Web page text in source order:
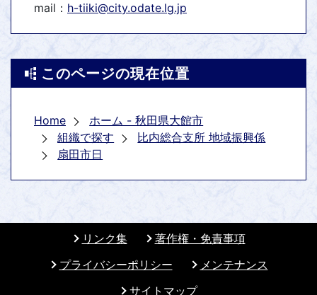
mail： h-tiiki@city.odate.lg.jp
このページの現在位置
Home
ホーム - 秋田県大館市
組織で探す
比内総合支所 地域振興係
扇⽥市⽇
リンク集
著作権・免責事項
プライバシーポリシー
メンテナンス
サイトマップ